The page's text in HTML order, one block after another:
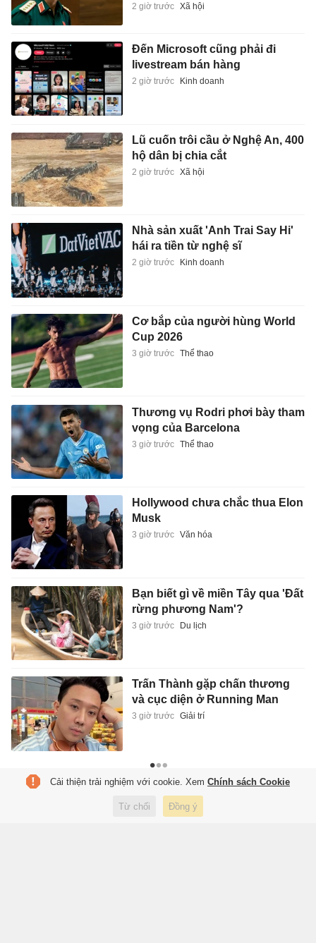
2 giờ trước Xã hội
Đến Microsoft cũng phải đi
livestream bán hàng
2 giờ trước Kinh doanh
Lũ cuốn trôi cầu ở Nghệ An, 400
hộ dân bị chia cắt
2 giờ trước Xã hội
Nhà sản xuất 'Anh Trai Say Hi'
hái ra tiền từ nghệ sĩ
2 giờ trước Kinh doanh
Cơ bắp của người hùng World
Cup 2026
3 giờ trước Thể thao
Thương vụ Rodri phơi bày tham
vọng của Barcelona
3 giờ trước Thể thao
Hollywood chưa chắc thua Elon
Musk
3 giờ trước Văn hóa
Bạn biết gì về miền Tây qua 'Đất
rừng phương Nam'?
3 giờ trước Du lịch
Trấn Thành gặp chấn thương
và cục diện ở Running Man
3 giờ trước Giải trí
Cải thiện trải nghiệm với cookie. Xem Chính sách Cookie
Từ chối Đồng ý